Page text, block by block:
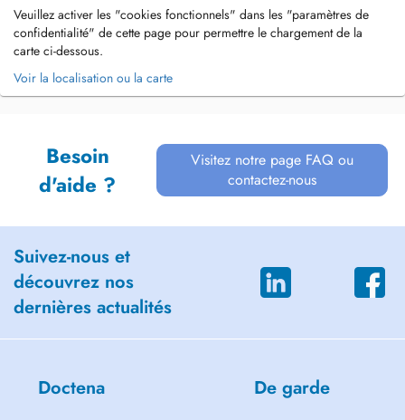
Veuillez activer les "cookies fonctionnels" dans les "paramètres de
confidentialité" de cette page pour permettre le chargement de la
carte ci-dessous.
Voir la localisation ou la carte
Besoin
d'aide ?
Visitez notre page FAQ ou
contactez-nous
Suivez-nous et
découvrez nos
dernières actualités
Doctena De garde